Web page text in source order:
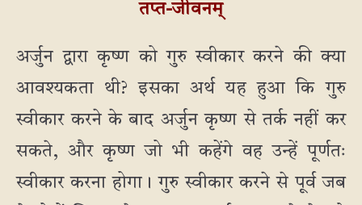
तप्त-जीवनम्
अर्जुन द्वारा कृष्ण को गुरु स्वीकार करने की क्या
आवश्यकता थी? इसका अर्थ यह हुआ कि गुरु
स्वीकार करने के बाद अर्जुन कृष्ण से तर्क नहीं कर
सकते, और कृष्ण जो भी कहेंगे वह उन्हें पूर्णतः
स्वीकार करना होगा। गुरु स्वीकार करने से पूर्व जब